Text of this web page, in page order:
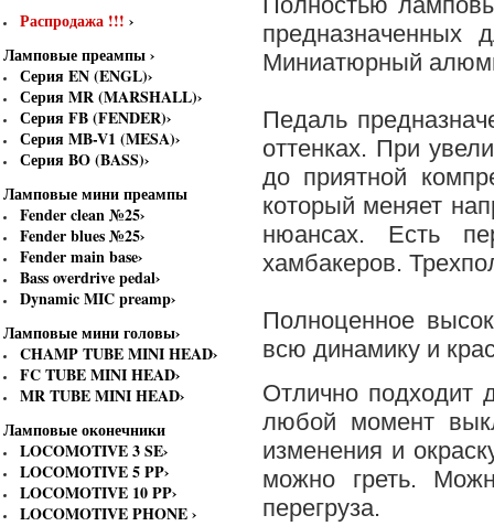
Распродажа !!! ›
Ламповые преампы›
Серия EN (ENGL)›
Серия MR (MARSHALL)›
Серия FB (FENDER)›
Серия MB-V1 (MESA)›
Серия BO (BASS)›
Ламповые мини преампы
Fender clean №25›
Fender blues №25›
Fender main base›
Bass overdrive pedal›
Dynamic MIC preamp›
Ламповые мини головы›
CHAMP TUBE MINI HEAD›
FC TUBE MINI HEAD›
MR TUBE MINI HEAD›
Ламповые оконечники
LOCOMOTIVE 3 SE›
LOCOMOTIVE 5 PP›
LOCOMOTIVE 10 PP›
LOCOMOTIVE PHONE›
предназначенных
Миниатюрный
Педаль
оттенках. При
до приятной
который меняет
нюансах. Есть
хамбакеров.
Полноценное
всю динамику и
Отлично подходит
любой момент
изменения и
можно греть.
перегруза.